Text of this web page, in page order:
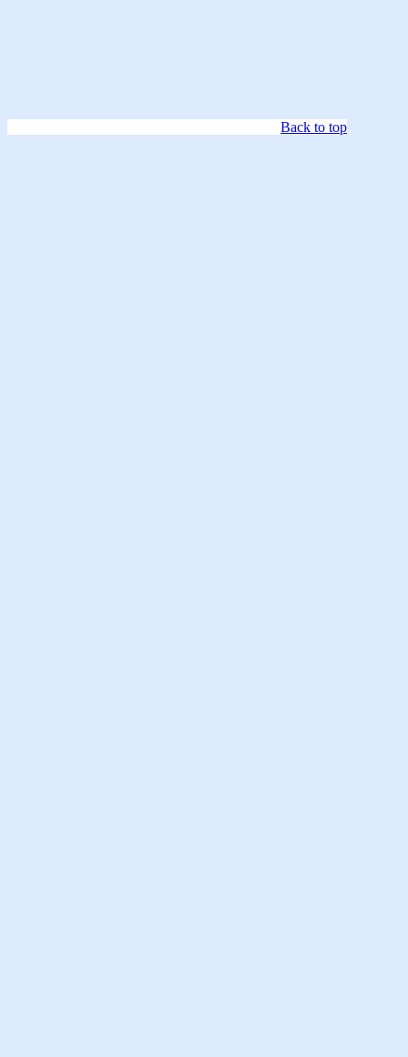
Back to top